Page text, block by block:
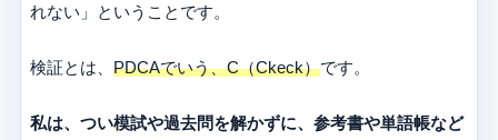
れない」ということです。
検証とは、 PDCAでいう、C（Ckeck）です。
私は、つい模試や過去問を解かずに、参考書や単語帳など